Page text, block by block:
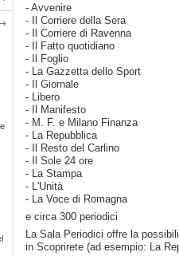
- Avvenire
- Il Corriere della Sera
- Il Corriere di Ravenna
- Il Fatto quotidiano
- Il Foglio
- La Gazzetta dello Sport
- Il Giornale
- Libero
- Il Manifesto
- M. F. e Milano Finanza
- La Repubblica
- Il Resto del Carlino
- Il Sole 24 ore
- La Stampa
- L'Unità
- La Voce di Romagna
e circa 300 periodici
La Sala Periodici offre la
in Scoprirete (ad esempio: La